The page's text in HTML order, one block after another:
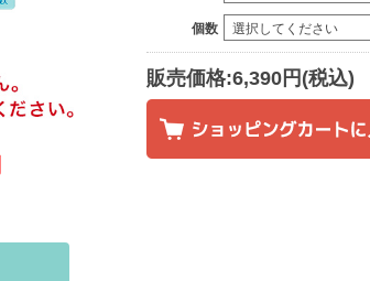
個数
販売価格:6,390円(税込)